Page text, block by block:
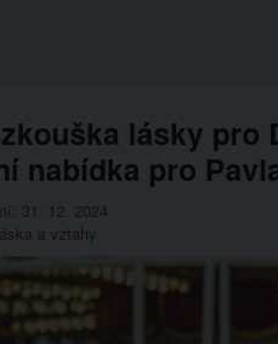
lásky pro
nabídka pro
31. 12. 2024
a vztahy